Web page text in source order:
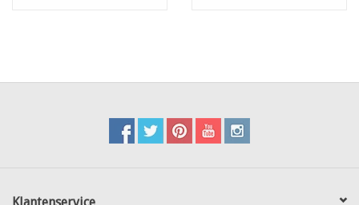
Klantenservice